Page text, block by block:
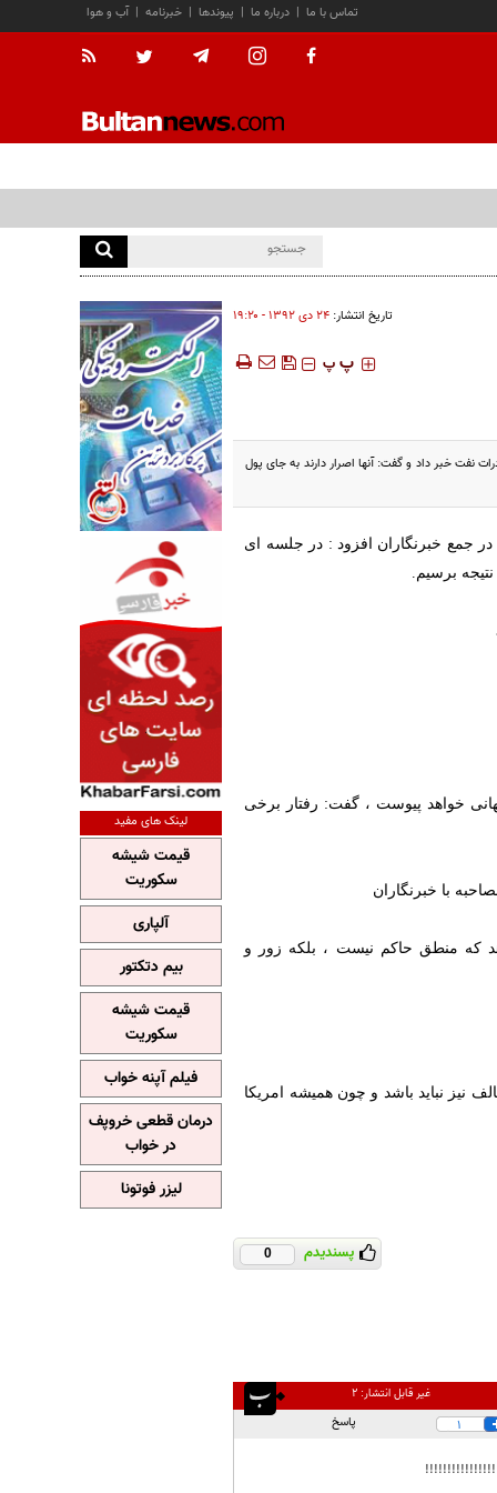
آب و هوا | خبرنامه | پیوندها | درباره ما | تماس با ما
تاریخ انتشار: ۲۴ دی ۱۳۹۲ - ۱۹:۲۰
‍‍‍ پ پ
نفت خبر داد و گفت: آنها اصرار دارند به جای پول
در جمع خبرنگاران افزود : در جلسه ای
برسیم.
خواهد پیوست ، گفت: رفتار برخی
با خبرنگاران
که منطق حاکم نیست ، بلکه زور و
نیز نباید باشد و چون همیشه امریکا
پسندیدم 0
غیر قابل انتشار:۲
1 پاسخ
!!!!!!!!!!!!!!!!
لینک های مفید
قیمت شیشه
سکوریت
آلپاری
بیم دتکتور
قیمت شیشه
سکوریت
فیلم آپنه خواب
درمان قطعی خروپف
در خواب
لیزر فوتونا